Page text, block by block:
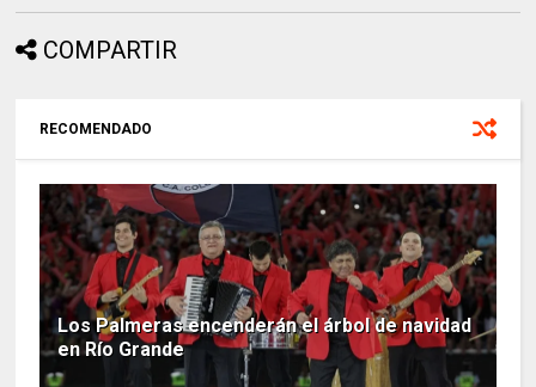
COMPARTIR
RECOMENDADO
Los Palmeras encenderán el árbol de navidad
en Río Grande